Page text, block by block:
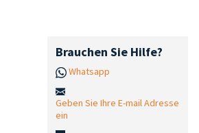
Brauchen Sie Hilfe?
Whatsapp
Geben Sie Ihre E-mail Adresse
ein